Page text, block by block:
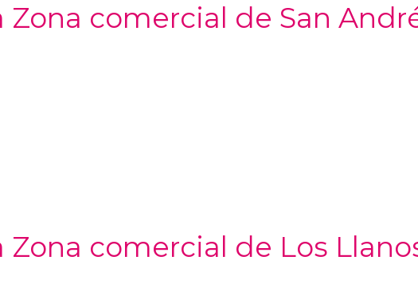
comercial de San
comercial de Los